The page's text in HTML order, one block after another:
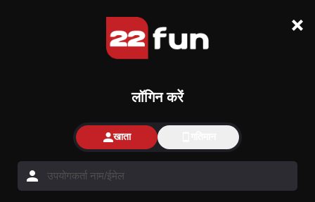
लॉगिन करें
खाता